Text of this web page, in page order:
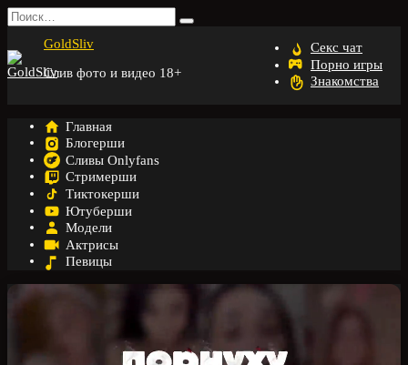
Перейти
к
содержанию
Search
for:
GoldSliv
Слив фото и видео 18+
Секс чат
Порно игры
Знакомства
Главная
Блогерши
Сливы Onlyfans
Стримерши
Тиктокерши
Ютуберши
Модели
Актрисы
Певицы